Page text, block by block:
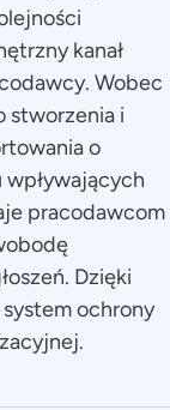
kanał
Wobec
stworzenia i
o
pracodawcom
Dzięki
ochrony